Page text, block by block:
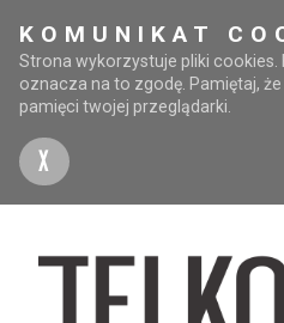
KOMUNIKAT
Strona wykorzystuje pliki cookies.
oznacza na to zgodę. Pamiętaj,
pamięci twojej przeglądarki.
X